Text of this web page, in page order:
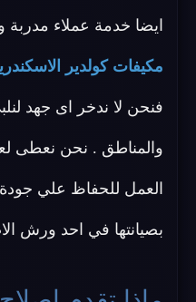
ايضا خدمة عملاء
مكيفات كولدير
فنحن لا ندخر اى جهد
والمناطق . نحن نعطى
العمل للحفاظ علي
بصيانتها في احد ورش